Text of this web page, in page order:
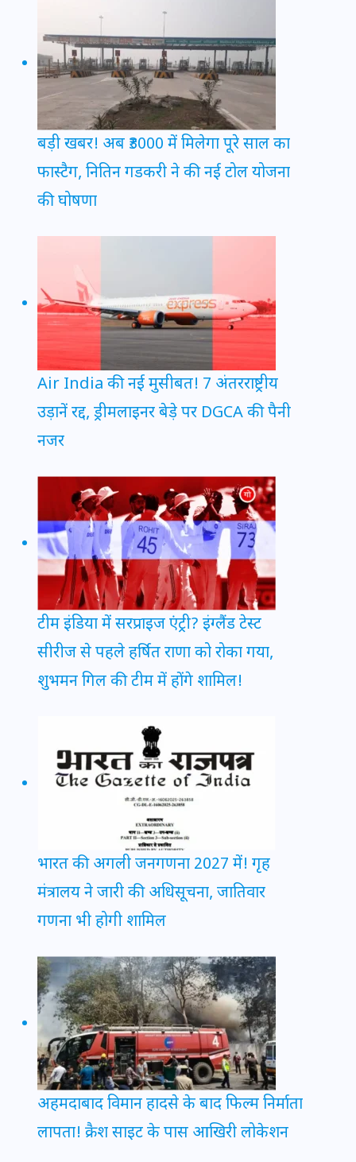
बड़ी खबर! अब ₹3000 में मिलेगा पूरे साल का
फास्टैग, नितिन गडकरी ने की नई टोल योजना
की घोषणा
Air India की नई मुसीबत! 7 अंतरराष्ट्रीय
उड़ानें रद्द, ड्रीमलाइनर बेड़े पर DGCA की पैनी
नजर
टीम इंडिया में सरप्राइज एंट्री? इंग्लैंड टेस्ट
सीरीज से पहले हर्षित राणा को रोका गया,
शुभमन गिल की टीम में होंगे शामिल!
भारत की अगली जनगणना 2027 में! गृह
मंत्रालय ने जारी की अधिसूचना, जातिवार
गणना भी होगी शामिल
अहमदाबाद विमान हादसे के बाद फिल्म निर्माता
लापता! क्रैश साइट के पास आखिरी लोकेशन